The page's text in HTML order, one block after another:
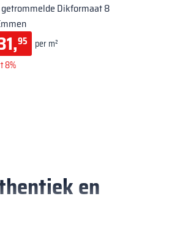
Dikformaat 8
95
per m²
8%
en